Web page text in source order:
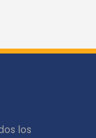
los